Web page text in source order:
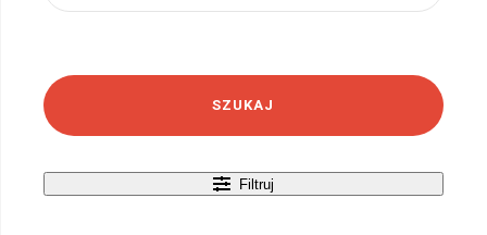
SZUKAJ
Filtruj